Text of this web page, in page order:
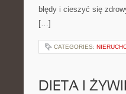
błędy i cieszyć się
[…]
CATEGORIES:
DIETA I